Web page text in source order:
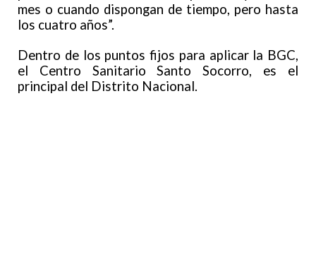
mes o cuando dispongan de tiempo, pero hasta
los cuatro años”.
Dentro de los puntos fijos para aplicar la BGC,
el Centro Sanitario Santo Socorro, es el
principal del Distrito Nacional.